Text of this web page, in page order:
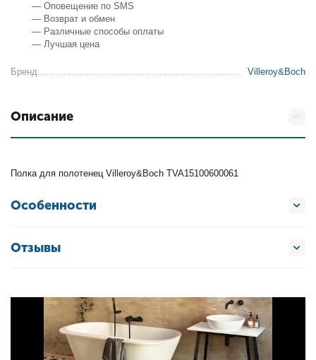
— Оповещение по SMS
— Возврат и обмен
— Различные способы оплаты
— Лучшая цена
Бренд Villeroy&Boch
Описание
Полка для полотенец Villeroy&Boch TVA15100600061
Особенности
Отзывы